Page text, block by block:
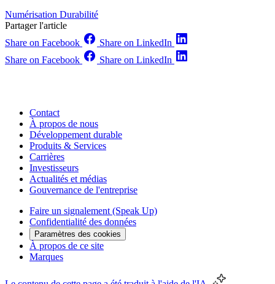
Numérisation Durabilité
Partager l'article
Share on Facebook
Share on LinkedIn
Share on Facebook
Share on LinkedIn
Contact
À propos de nous
Développement durable
Produits & Services
Carrières
Investisseurs
Actualités et médias
Gouvernance de l'entreprise
Faire un signalement (Speak Up)
Confidentialité des données
Paramètres des cookies
À propos de ce site
Marques